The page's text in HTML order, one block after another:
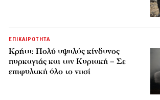
ΕΠΙΚΑΙΡΟΤΗΤΑ
Κρήτη: Πολύ υψηλός κίνδυνος
πυρκαγιάς και την Κυριακή – Σε
επιφυλακή όλο το νησί